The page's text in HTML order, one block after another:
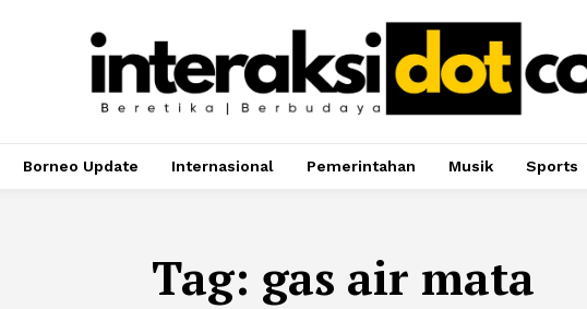
Borneo Update Internasional Pemerintahan Musik Sports
Tag: gas air mata